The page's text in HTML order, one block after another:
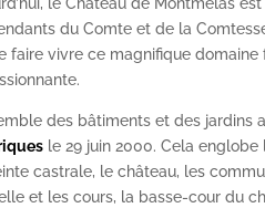
le Château de Montmelas
du Comte et de la
faire vivre ce magnifique domaine
des bâtiments et des jardins
le 29 juin 2000. Cela englobe
castrale, le château, les
et les cours, la basse-cour du